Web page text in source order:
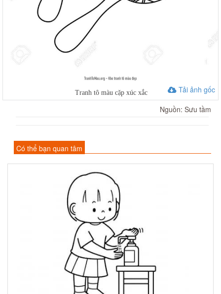
Tải ảnh gốc
Tranh tô màu cặp xúc xắc
Nguồn: Sưu tầm
Có thể bạn quan tâm